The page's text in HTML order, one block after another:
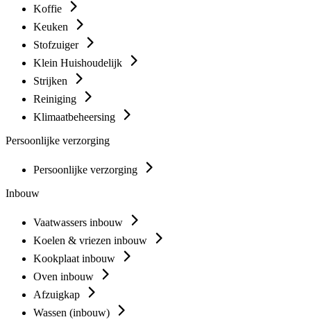
Koffie
Keuken
Stofzuiger
Klein Huishoudelijk
Strijken
Reiniging
Klimaatbeheersing
Persoonlijke verzorging
Persoonlijke verzorging
Inbouw
Vaatwassers inbouw
Koelen & vriezen inbouw
Kookplaat inbouw
Oven inbouw
Afzuigkap
Wassen (inbouw)